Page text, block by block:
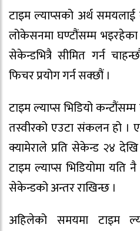
टाइम ल्याप्सको अर्थ
लोकेसनमा घण्टौंसम्म
सेकेन्डभित्रै सीमित गर्न
फिचर प्रयोग गर्न सक्छौं ।
टाइम ल्याप्स भिडियो
तस्वीरको एउटा संकलन हो ।
क्यामेराले प्रति सेकेन्ड २४
टाइम ल्याप्स भिडियोमा यति
सेकेन्डको अन्तर राखिन्छ ।
अहिलेको समयमा टाइम